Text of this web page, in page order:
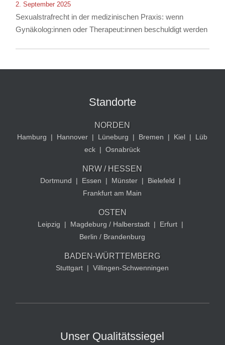
2. September 2025
Sexualstrafrecht in der medizinischen Praxis: wenn
Gynäkolog:innen oder Therapeut:innen beschuldigt werden
Standorte
NORDEN
Hamburg | Hannover | Lüneburg | Bremen | Kiel |
Lüb
eck | Osnabrück
NRW / HESSEN
Dortmund | Essen | Münster | Bielefeld
|
Frankfurt am Main
OSTEN
Leipzig | Magdeburg / Halberstadt | Erfurt |
Berlin / Brandenburg
BADEN-WÜRTTEMBERG
Stuttgart | Villingen-Schwenningen
Unser Qualitätssiegel